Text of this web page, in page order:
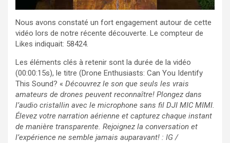
Nous avons constaté un fort engagement autour de cette
vidéo lors de notre récente découverte. Le compteur de
Likes indiquait: 58424.
Les éléments clés à retenir sont la durée de la vidéo
(00:00:15s), le titre (Drone Enthusiasts: Can You Identify
This Sound? « Découvrez le son que seuls les vrais
amateurs de drones peuvent reconnaître! Plongez dans
l’audio cristallin avec le microphone sans fil DJI MIC MIMI.
Élevez votre narration aérienne et capturez chaque instant
de manière transparente. Rejoignez la conversation et
l’expérience ne semble jamais auparavant! : IG /